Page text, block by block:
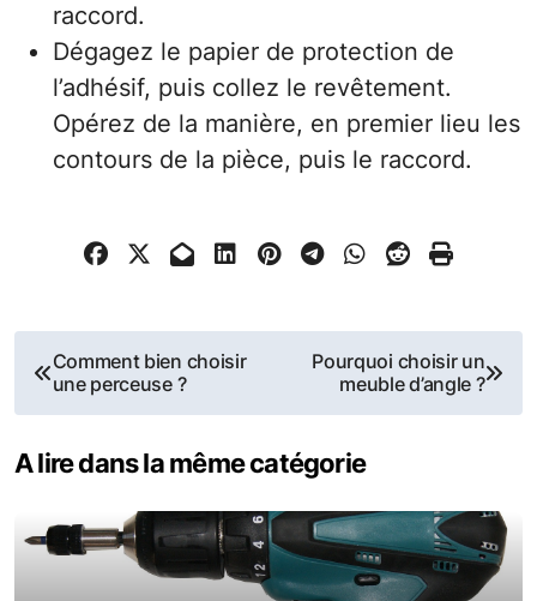
raccord.
Dégagez le papier de protection de
l’adhésif, puis collez le revêtement.
Opérez de la manière, en premier lieu les
contours de la pièce, puis le raccord.
Navigation
de
l’article
Comment bien choisir
une perceuse ?
Pourquoi choisir un
meuble d’angle ?
A lire dans la même catégorie